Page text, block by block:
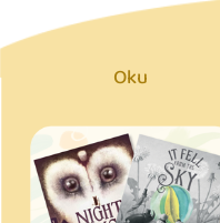
Oku